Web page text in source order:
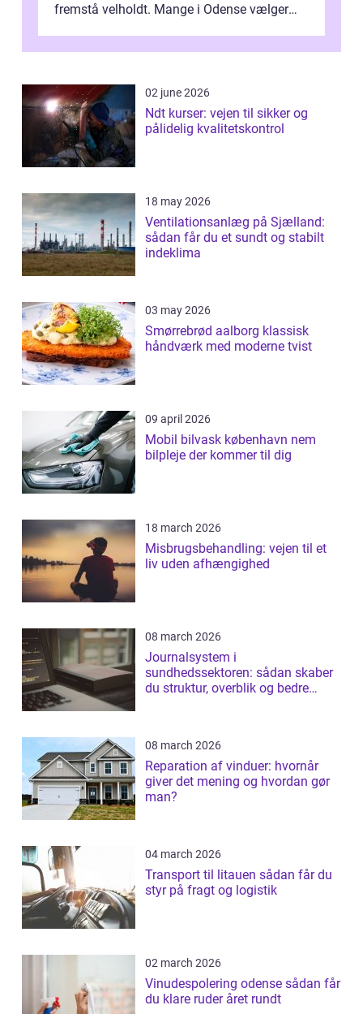
fremstå velholdt. Mange i Odense vælger
02 june 2026
Ndt kurser: vejen til sikker og
pålidelig kvalitetskontrol
18 may 2026
Ventilationsanlæg på Sjælland:
sådan får du et sundt og stabilt
indeklima
03 may 2026
Smørrebrød aalborg klassisk
håndværk med moderne tvist
09 april 2026
Mobil bilvask københavn nem
bilpleje der kommer til dig
18 march 2026
Misbrugsbehandling: vejen til et
liv uden afhængighed
08 march 2026
Journalsystem i
sundhedssektoren: sådan skaber
du struktur, overblik og bedre
08 march 2026
Reparation af vinduer: hvornår
giver det mening og hvordan gør
man?
04 march 2026
Transport til litauen sådan får du
styr på fragt og logistik
02 march 2026
Vinudespolering odense sådan får
du klare ruder året rundt